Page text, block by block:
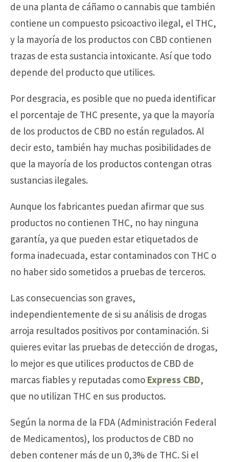
de una planta de cáñamo o cannabis que también
contiene un compuesto psicoactivo ilegal, el THC,
y la mayoría de los productos con CBD contienen
trazas de esta sustancia intoxicante. Así que todo
depende del producto que utilices.
Por desgracia, es posible que no pueda identificar
el porcentaje de THC presente, ya que la mayoría
de los productos de CBD no están regulados. Al
decir esto, también hay muchas posibilidades de
que la mayoría de los productos contengan otras
sustancias ilegales.
Aunque los fabricantes puedan afirmar que sus
productos no contienen THC, no hay ninguna
garantía, ya que pueden estar etiquetados de
forma inadecuada, estar contaminados con THC o
no haber sido sometidos a pruebas de terceros.
Las consecuencias son graves,
independientemente de si su análisis de drogas
arroja resultados positivos por contaminación. Si
quieres evitar las pruebas de detección de drogas,
lo mejor es que utilices productos de CBD de
marcas fiables y reputadas como Express CBD,
que no utilizan THC en sus productos.
Según la norma de la FDA (Administración Federal
de Medicamentos), los productos de CBD no
deben contener más de un 0,3% de THC. Si el